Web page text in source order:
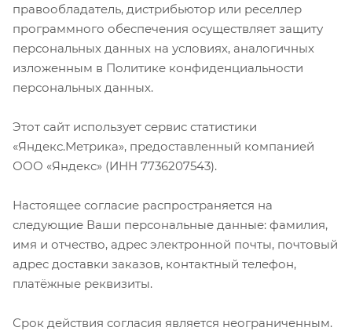
правообладатель, дистрибьютор или реселлер
программного обеспечения осуществляет защиту
персональных данных на условиях, аналогичных
изложенным в Политике конфиденциальности
персональных данных.
Этот сайт использует сервис статистики
«Яндекс.Метрика», предоставленный компанией
ООО «Яндекс» (ИНН 7736207543).
Настоящее согласие распространяется на
следующие Ваши персональные данные: фамилия,
имя и отчество, адрес электронной почты, почтовый
адрес доставки заказов, контактный телефон,
платёжные реквизиты.
Срок действия согласия является неограниченным.